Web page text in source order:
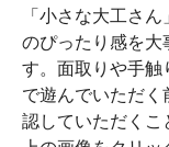
「小さな大工さ
のぴったり感を大
す。面取りや手触
で遊んでいただく
認していただくこ